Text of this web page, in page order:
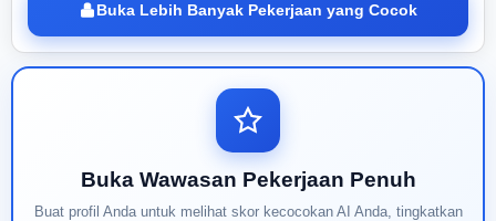
Buka Lebih Banyak Pekerjaan yang Cocok
Buka Wawasan Pekerjaan Penuh
Buat profil Anda untuk melihat skor kecocokan AI Anda, tingkatkan